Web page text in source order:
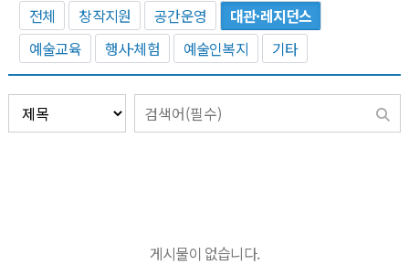
전체 창작지원 공간운영
대관·레지던스
예술교육
행사·체험 예술인복지 기타
게시물이 없습니다.